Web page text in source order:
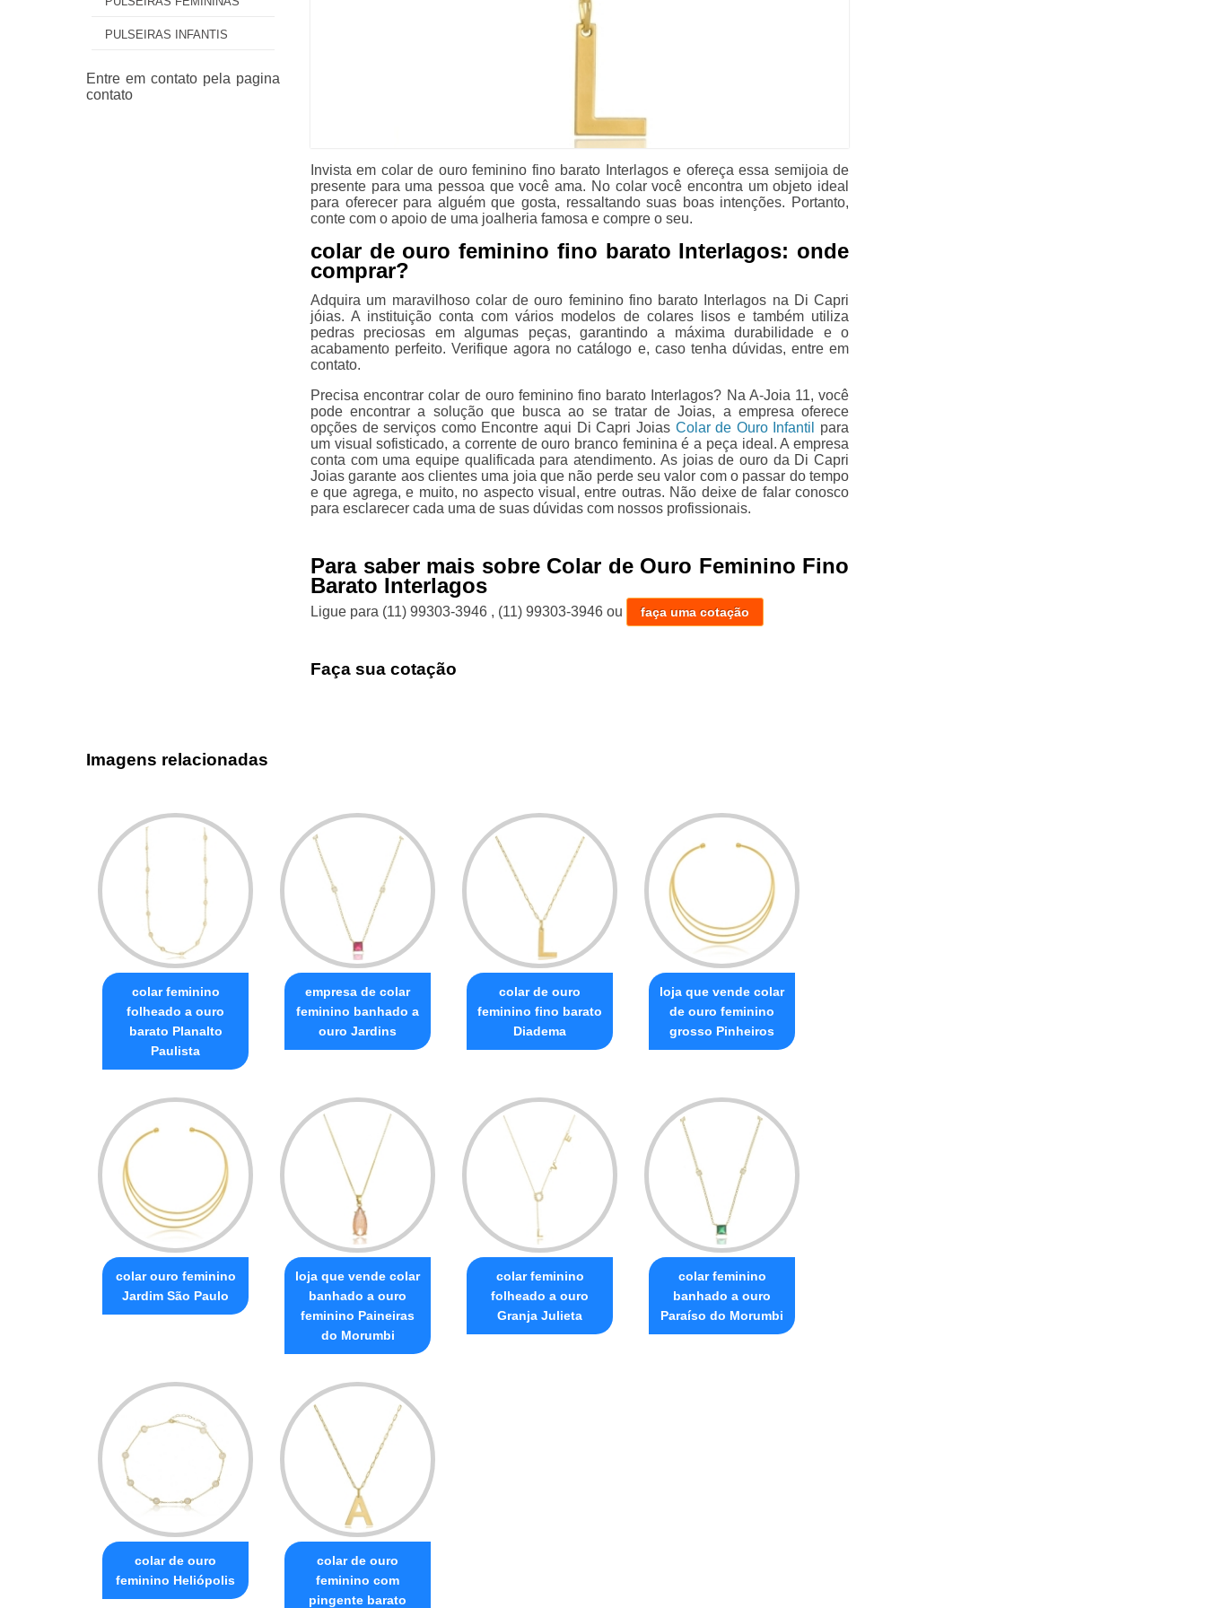
PULSEIRAS INFANTIS
Invista em colar de ouro feminino fino barato Interlagos e ofereça essa semijoia de
presente para uma pessoa que você ama. No colar você encontra um objeto ideal
para oferecer para alguém que gosta, ressaltando suas boas intenções. Portanto,
conte com o apoio de uma joalheria famosa e compre o seu.
colar de ouro feminino fino barato Interlagos: onde
comprar?
Adquira um maravilhoso colar de ouro feminino fino barato Interlagos na Di Capri
jóias. A instituição conta com vários modelos de colares lisos e também utiliza
pedras preciosas em algumas peças, garantindo a máxima durabilidade e o
acabamento perfeito. Verifique agora no catálogo e, caso tenha dúvidas, entre em
contato.
Precisa encontrar colar de ouro feminino fino barato Interlagos? Na A-Joia 11, você
pode encontrar a solução que busca ao se tratar de Joias, a empresa oferece
opções de serviços como Encontre aqui Di Capri Joias Colar de Ouro Infantil
para
um visual sofisticado, a corrente de ouro branco feminina é a peça ideal. A empresa
conta com uma equipe qualificada para atendimento. As joias de ouro da Di Capri
Joias garante aos clientes uma joia que não perde seu valor com o passar do tempo
e que agrega, e muito, no aspecto visual, entre outras. Não deixe de falar conosco
para esclarecer cada uma de suas dúvidas com nossos profissionais.
Para saber mais sobre Colar de Ouro Feminino Fino
Barato Interlagos
Ligue para (11) 99303-3946 , (11) 99303-3946 ou faça uma cotação
Faça sua cotação
Imagens relacionadas
colar feminino
folheado a ouro
barato Planalto
Paulista
empresa de colar
feminino banhado a
ouro Jardins
colar de ouro
feminino fino barato
Diadema
loja que vende colar
de ouro feminino
grosso Pinheiros
colar ouro feminino
Jardim São Paulo
loja que vende colar
banhado a ouro
feminino Paineiras
do Morumbi
colar feminino
folheado a ouro
Granja Julieta
colar feminino
banhado a ouro
Paraíso do Morumbi
colar de ouro
feminino Heliópolis
colar de ouro
feminino com
pingente barato